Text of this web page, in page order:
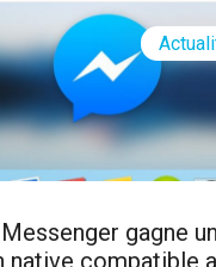
gagne
native compatible